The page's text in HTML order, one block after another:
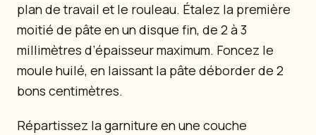
plan de travail et le rouleau. Étalez la première
moitié de pâte en un disque fin, de 2 à 3
millimètres d’épaisseur maximum. Foncez le
moule huilé, en laissant la pâte déborder de 2
bons centimètres.
Répartissez la garniture en une couche